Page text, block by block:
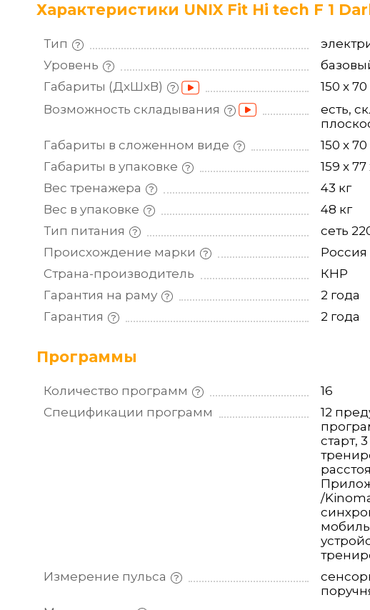
Характеристики UNIX Fit Hi tech F 1
Тип
Уровень
Габариты (ДхШхВ)
150 x
Возможность складывания
есть,
Габариты в сложенном виде
150 x
Габариты в упаковке
159 x
Вес тренажера
43 кг
Вес в упаковке
48 кг
Тип питания
сеть
Происхождение марки
Россия
Страна-производитель
КНР
Гарантия на раму
2 года
Гарантия
2 года
Программы
Количество программ
16
Спецификации программ
12
старт,
/
Измерение пульса